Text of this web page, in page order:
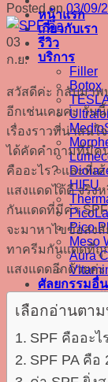
หน้าแรก
เกี่ยวกับเรา
รีวิว
บริการ
Filler
Botox
HIFU
Pico
Meso
Aura
ศัลยกรรมอื่
ติดต่อเรา
Posted on03/09/
03
ก.ย.
สวัสดีค่ะ กลับมาพ
อีกเช่นเคยค่ะ วัน
เรื่องราวที่น่าสน
ได้คัดคำถามที่มีค
คืออะไร? และที่เ
แสงแดดได้ดี จริง
กันแดดที่มีค่า SPF
จะมาหาไขข้อสง
ทาครีมกันแดดที่ถู
แสงแดดอีกด้วยค่ะ
เลือกอ่านตา
SPF คืออะไ
SPF PA คื